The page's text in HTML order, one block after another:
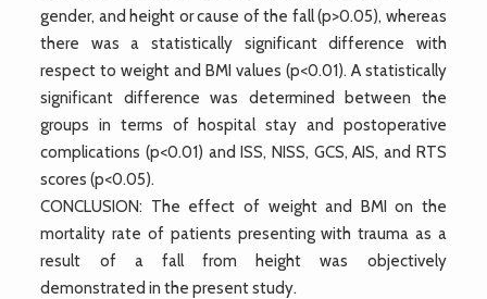
gender, and height or cause of the fall (p>0.05), whereas
there was a statistically significant difference with
respect to weight and BMI values (p<0.01). A statistically
significant difference was determined between the
groups in terms of hospital stay and postoperative
complications (p<0.01) and ISS, NISS, GCS, AIS, and RTS
scores (p<0.05).
CONCLUSION: The effect of weight and BMI on the
mortality rate of patients presenting with trauma as a
result of a fall from height was objectively
demonstrated in the present study.